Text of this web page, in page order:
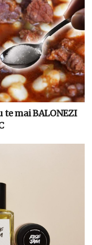
te mai BALONEZI